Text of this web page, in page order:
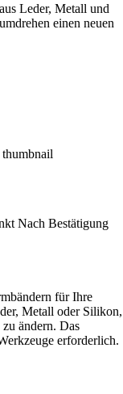
Leder, Metall und
einen neuen
Nach Bestätigung
für Ihre
Metall oder Silikon,
ändern. Das
erforderlich.